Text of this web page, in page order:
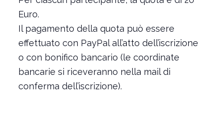
Euro.
Il pagamento della quota può essere
effettuato con PayPal all’atto dell’iscrizione
o con bonifico bancario (le coordinate
bancarie si riceveranno nella mail di
conferma dell’iscrizione).